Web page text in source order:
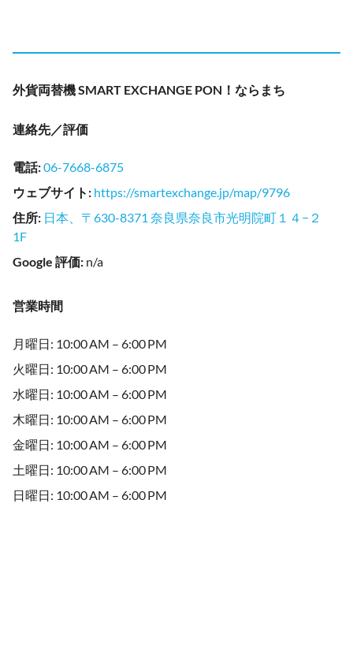
外貨両替機 SMART EXCHANGE PON！ならまち
連絡先／評価
電話:06-7668-6875
ウェブサイト : https://smartexchange.jp/map/9796
住所: 日本、〒630-8371 奈良県奈良市光明院町１４−２
1F
Google 評価: n/a
営業時間
月曜日: 10:00 AM – 6:00 PM
火曜日: 10:00 AM – 6:00 PM
水曜日: 10:00 AM – 6:00 PM
木曜日: 10:00 AM – 6:00 PM
金曜日: 10:00 AM – 6:00 PM
土曜日: 10:00 AM – 6:00 PM
日曜日: 10:00 AM – 6:00 PM